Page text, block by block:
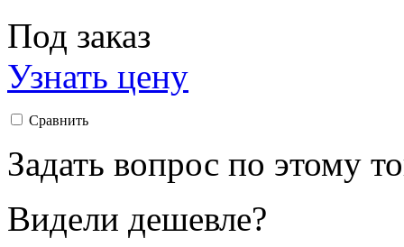
Под заказ
Узнать цену
Сравнить
Задать вопрос по этому
Видели дешевле?